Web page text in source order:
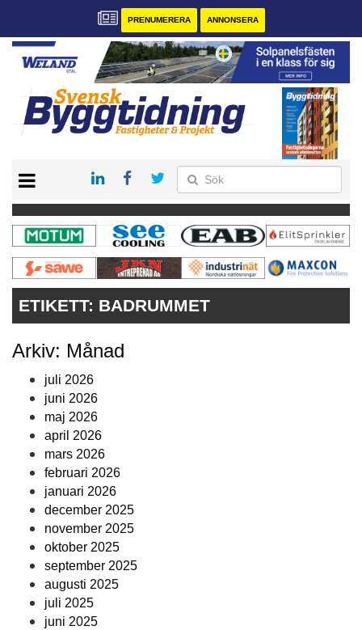
PRENUMERERA ANNONSERA
PRENUMERERA
VÅRA ANDRA MAGASIN
ANNONSERA
KONTAKT
ETIKETT: BADRUMMET
Arkiv: Månad
juli 2026
juni 2026
maj 2026
april 2026
mars 2026
februari 2026
januari 2026
december 2025
november 2025
oktober 2025
september 2025
augusti 2025
juli 2025
juni 2025